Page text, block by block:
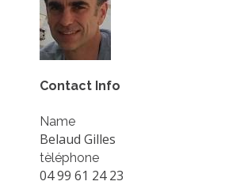
EXPERIMENTAL PLATFORMS
GEOGRAPHIC LOCATIONS
UMR NETWORKS
REGULAR SEMINARS
TRAINING COURSES
Contact Info
Name
Belaud Gilles
tèléphone
04 99 61 24 23